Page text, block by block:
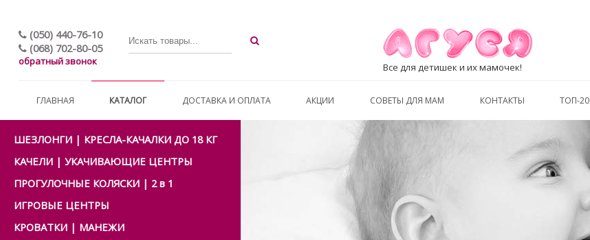
(050) 440-76-10
(068) 702-80-05
обратный звонок Все для детишек и их мамочек!
ГЛАВНАЯ КАТАЛОГ ДОСТАВКА И ОПЛАТА АКЦИИ СОВЕТЫ ДЛЯ МАМ КОНТАКТЫ ТОП-20
ШЕЗЛОНГИ | КРЕСЛА-КАЧАЛКИ ДО 18 КГ
КАЧЕЛИ | УКАЧИВАЮЩИЕ ЦЕНТРЫ
ПРОГУЛОЧНЫЕ КОЛЯСКИ | 2 в 1
ИГРОВЫЕ ЦЕНТРЫ
КРОВАТКИ | МАНЕЖИ